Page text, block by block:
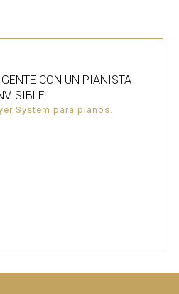
CON UN PIANISTA
System para pianos.